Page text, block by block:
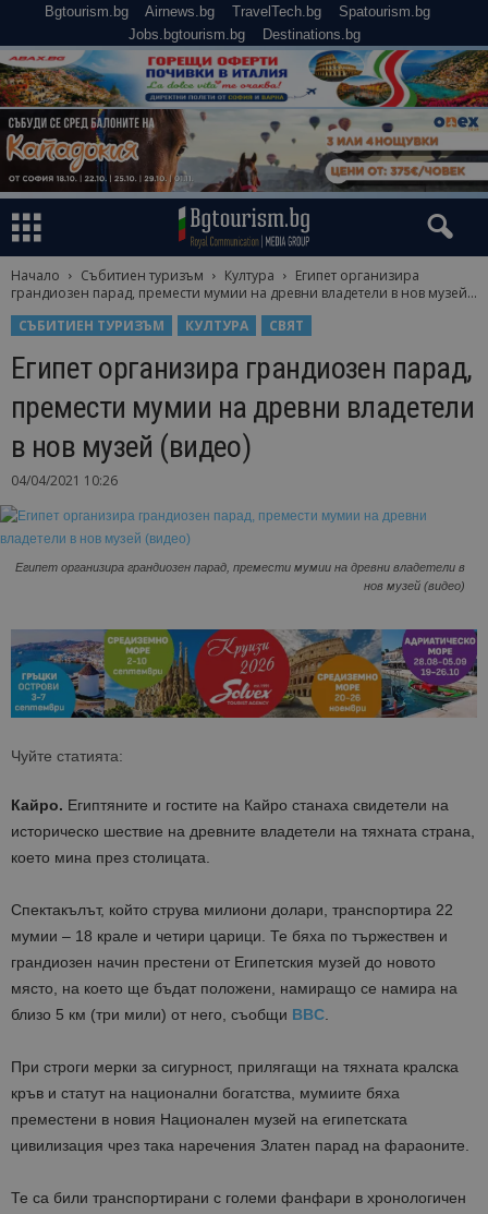
Bgtourism.bg Airnews.bg TravelTech.bg
Spatourism.bg
Jobs.bgtourism.bg
Destinations.bg
Начало Събитиен туризъм Култура
Египет организира
грандиозен парад, премести мумии на древни владетели в нов музей...
СЪБИТИЕН ТУРИЗЪМ
КУЛТУРА СВЯТ
Египет организира грандиозен парад,
премести мумии на древни владетели
в нов музей (видео)
04/04/2021 10:26
Египет организира грандиозен парад, премести мумии на древни владетели в
нов музей (видео)
Чуйте статията:
Кайро. Египтяните и гостите на Кайро станаха свидетели на
историческо шествие на древните владетели на тяхната страна,
което мина през столицата.
Спектакълът, който струва милиони долари, транспортира 22
мумии – 18 крале и четири царици. Те бяха по тържествен и
грандиозен начин престени от Египетския музей до новото
място, на което ще бъдат положени, намиращо се намира на
близо 5 км (три мили) от него, съобщи BBC.
При строги мерки за сигурност, прилягащи на тяхната кралска
кръв и статут на национални богатства, мумиите бяха
преместени в новия Национален музей на египетската
цивилизация чрез така наречения Златен парад на фараоните.
Те са били транспортирани с големи фанфари в хронологичен